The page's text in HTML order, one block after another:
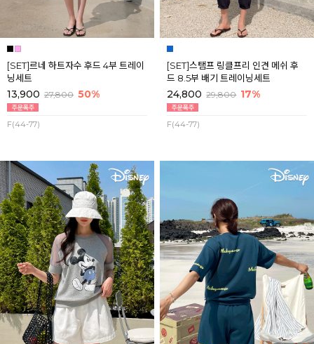
[SET]르네 하트자수 후드 4부 트레이
닝세트
13,900 27,800 50%
F(44-77)
[SET]스탬프 링클프리 인견 메쉬 후
드 8.5부 배기 트레이닝세트
24,800 29,800 17%
F(44-77)